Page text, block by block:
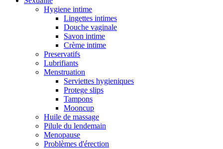
Hygiene intime
Lingettes intimes
Douche vaginale
Savon intime
Crème intime
Preservatifs
Lubrifiants
Menstruation
Serviettes hygieniques
Protege slips
Tampons
Mooncup
Huile de massage
Pilule du lendemain
Menopause
Problèmes d'érection